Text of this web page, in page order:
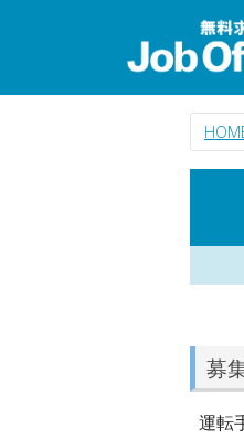
募
運転